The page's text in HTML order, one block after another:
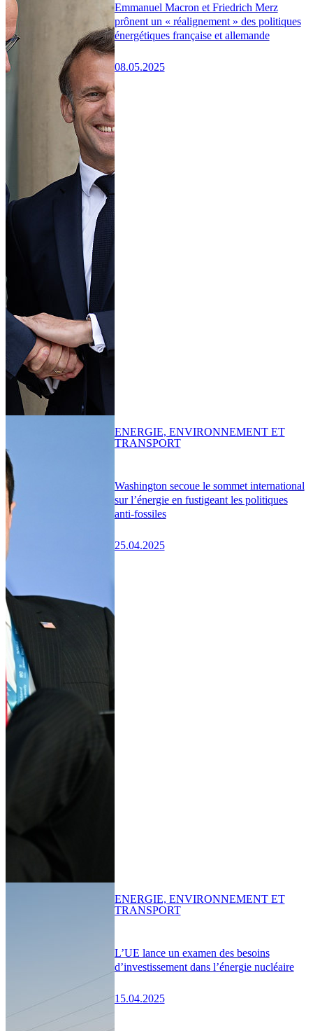
Emmanuel Macron et Friedrich Merz
prônent un « réalignement » des politiques
énergétiques française et allemande
08.05.2025
Washington secoue le sommet international
sur l’énergie en fustigeant les politiques
anti-fossiles
25.04.2025
ENERGIE, ENVIRONNEMENT ET
TRANSPORT
L’UE lance un examen des besoins
d’investissement dans l’énergie nucléaire
15.04.2025
ENERGIE, ENVIRONNEMENT ET
TRANSPORT